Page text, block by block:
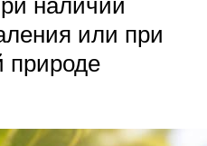
или при
природе